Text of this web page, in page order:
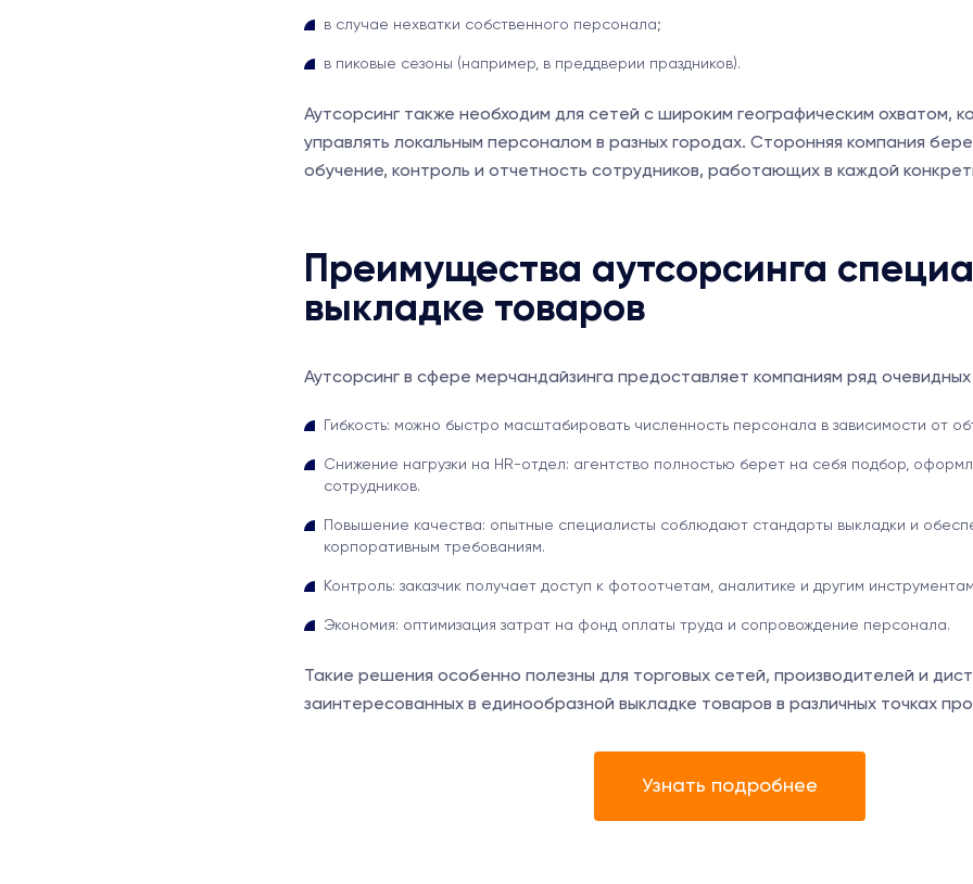
в случае нехватки собственного персонала;
в пиковые сезоны (например, в преддверии праздников).
Аутсорсинг также необходим для сетей с широким географическим охватом,
управлять локальным персоналом в разных городах. Сторонняя компания
обучение, контроль и отчетность сотрудников, работающих в каждой
Преимущества аутсорсинга
выкладке товаров
Аутсорсинг в сфере мерчандайзинга предоставляет компаниям ряд
Гибкость: можно быстро масштабировать численность персонала в зависимости от
Снижение нагрузки на HR-отдел: агентство полностью берет на себя подбор,
сотрудников.
Повышение качества: опытные специалисты соблюдают стандарты выкладки и
корпоративным требованиям.
Контроль: заказчик получает доступ к фотоотчетам, аналитике и другим
Экономия: оптимизация затрат на фонд оплаты труда и сопровождение персонала.
Такие решения особенно полезны для торговых сетей, производителей и
заинтересованных в единообразной выкладке товаров в различных точках
Узнать подробнее